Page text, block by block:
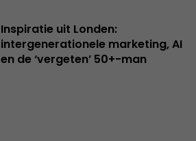
Inspiratie uit Londen:
intergenerationele marketing, AI
en de ‘vergeten’ 50+-man